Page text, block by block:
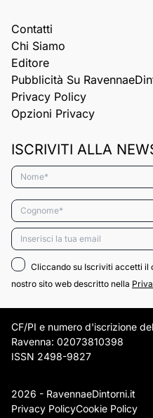
Contatti
Chi Siamo
Editore
Pubblicità Su
Privacy Policy
Opzioni Privacy
ISCRIVITI ALLA
Nome*
Cognome*
Email*
Cliccando su Iscriviti accetti il
nostro sito web descritto nella
CF/PI e numero d'iscrizione
Ravenna: 02073810398
ISSN 2498-9827
2026 - RavennaeDintorni.it
Privacy PolicyCookie Policy